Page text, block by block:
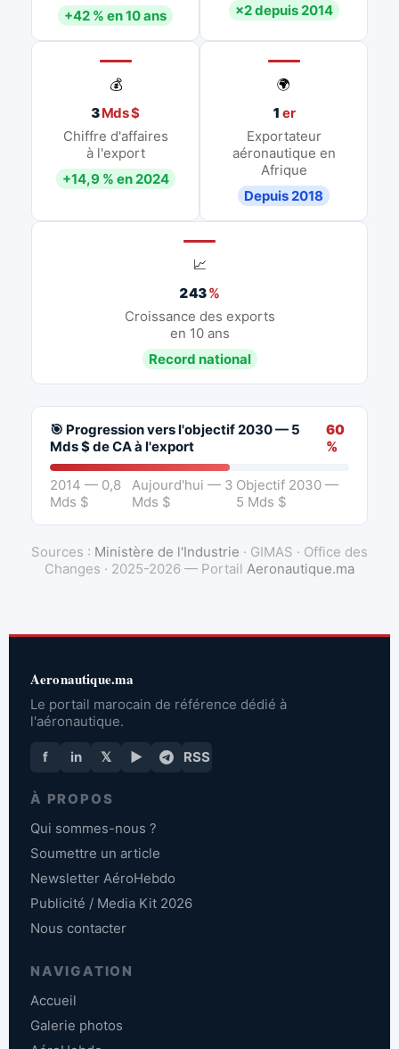
+42 % en 10 ans
×2 depuis 2014
💰
3Mds $
Chiffre d'affaires
à l'export
+14,9 % en 2024
🌍
1 er
Exportateur
aéronautique en
Afrique
Depuis 2018
📈
243%
Croissance des exports
en 10 ans
Record national
🎯 Progression vers l'objectif 2030 — 5
Mds $ de CA à l'export
60
%
2014 — 0,8
Mds $
Aujourd'hui — 3
Mds $
Objectif 2030 —
5 Mds $
Sources : Ministère de l'Industrie · GIMAS · Office des
Changes · 2025-2026 — Portail Aeronautique.ma
Aeronautique.ma
Le portail marocain de référence dédié à
l'aéronautique.
f in 𝕏 ▶ RSS
À PROPOS
Qui sommes-nous ?
Soumettre un article
Newsletter AéroHebdo
Publicité / Media Kit 2026
Nous contacter
NAVIGATION
Accueil
Galerie photos